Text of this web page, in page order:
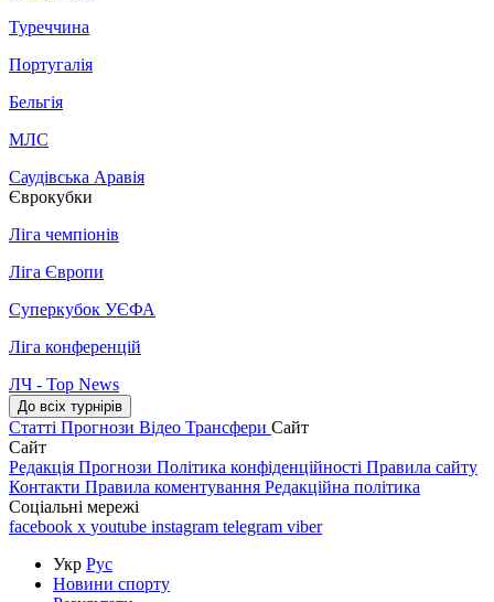
Туреччина
Португалія
Бельгія
МЛС
Саудівська Аравія
Єврокубки
Ліга чемпіонів
Ліга Європи
Суперкубок УЄФА
Ліга конференцій
ЛЧ - Top News
До всіх турнірів
Статті Прогнози Відео Трансфери Сайт
Сайт
Редакція Прогнози Політика конфіденційності Правила сайту
Контакти Правила коментування Редакційна політика
Соціальні мережі
facebook x youtube instagram telegram viber
Укр Рус
Новини спорту